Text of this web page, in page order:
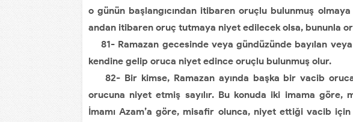
o günün başlangıcından itibaren oruçlu bulunmuş
andan itibaren oruç tutmaya niyet edilecek olsa, bununla
81- Ramazan gecesinde veya gündüzünde bayılan
kendine gelip oruca niyet edince oruçlu bulunmuş olur.
82- Bir kimse, Ramazan ayında başka bir vacib
orucuna niyet etmiş sayılır. Bu konuda iki imama göre,
İmamı Azam’a göre, misafir olunca, niyet ettiği vacib